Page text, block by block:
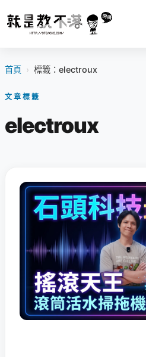
首頁 › 標籤：electroux
文章標籤
electroux